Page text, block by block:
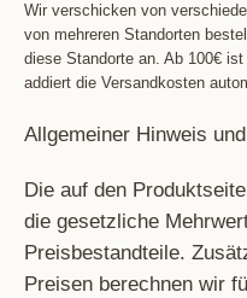
Wir verschicken von
von mehreren Standorten
diese Standorte an. Ab 100€
addiert die Versandkosten
Allgemeiner Hinweis
Die auf den
die gesetzliche
Preisbestandteile.
Preisen berechnen wir